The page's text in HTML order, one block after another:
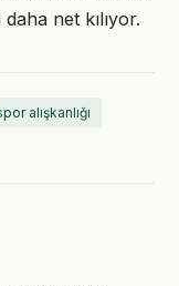
net kılıyor.
alışkanlığı